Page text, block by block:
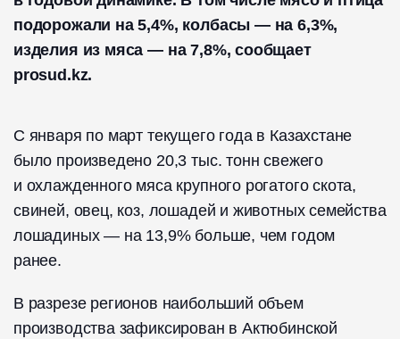
подорожали на 5,4%, колбасы — на 6,3%,
изделия из мяса — на 7,8%, сообщает
prosud.kz.
С января по март текущего года в Казахстане
было произведено 20,3 тыс. тонн свежего
и охлажденного мяса крупного рогатого скота,
свиней, овец, коз, лошадей и животных семейства
лошадиных — на 13,9% больше, чем годом
ранее.
В разрезе регионов наибольший объем
производства зафиксирован в Актюбинской